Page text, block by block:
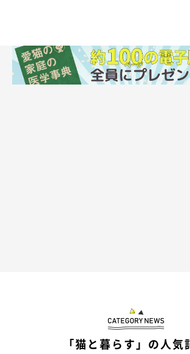
Voren1/gettyimages
犬派で長年暮らしてきましたが、保護のボラ
「猫と暮らす」の人気